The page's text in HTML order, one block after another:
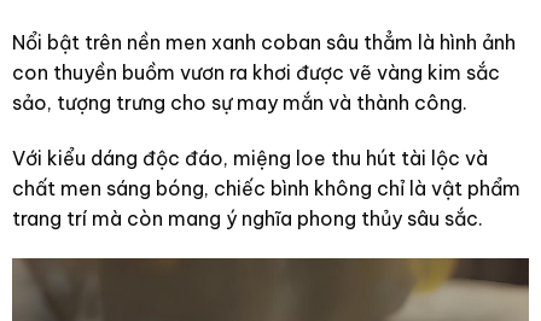
Nổi bật trên nền men xanh coban sâu thẳm là hình ảnh
con thuyền buồm vươn ra khơi được vẽ vàng kim sắc
sảo, tượng trưng cho sự may mắn và thành công.
Với kiểu dáng độc đáo, miệng loe thu hút tài lộc và
chất men sáng bóng, chiếc bình không chỉ là vật phẩm
trang trí mà còn mang ý nghĩa phong thủy sâu sắc.